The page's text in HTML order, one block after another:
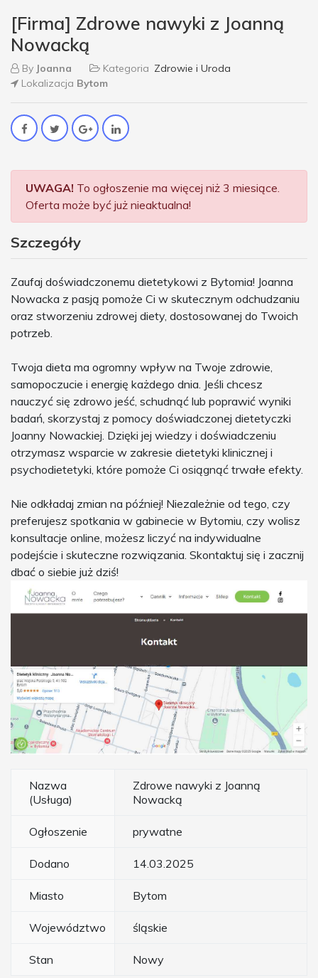
[Firma] Zdrowe nawyki z Joanną
Nowacką
By Joanna Kategoria Zdrowie i Uroda
Lokalizacja Bytom
UWAGA! To ogłoszenie ma więcej niż 3 miesiące.
Oferta może być już nieaktualna!
Szczegóły
Zaufaj doświadczonemu dietetykowi z Bytomia! Joanna
Nowacka z pasją pomoże Ci w skutecznym odchudzaniu
oraz stworzeniu zdrowej diety, dostosowanej do Twoich
potrzeb.
Twoja dieta ma ogromny wpływ na Twoje zdrowie,
samopoczucie i energię każdego dnia. Jeśli chcesz
nauczyć się zdrowo jeść, schudnąć lub poprawić wyniki
badań, skorzystaj z pomocy doświadczonej dietetyczki
Joanny Nowackiej. Dzięki jej wiedzy i doświadczeniu
otrzymasz wsparcie w zakresie dietetyki klinicznej i
psychodietetyki, które pomoże Ci osiągnąć trwałe efekty.
Nie odkładaj zmian na później! Niezależnie od tego, czy
preferujesz spotkania w gabinecie w Bytomiu, czy wolisz
konsultacje online, możesz liczyć na indywidualne
podejście i skuteczne rozwiązania. Skontaktuj się i zacznij
dbać o siebie już dziś!
Nazwa
(Usługa)
Zdrowe nawyki z Joanną
Nowacką
Ogłoszenie prywatne
Dodano 14.03.2025
Miasto Bytom
Województwo śląskie
Stan Nowy